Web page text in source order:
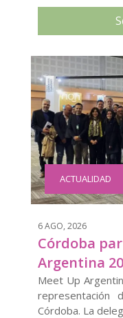
ACTUALIDAD
6 AGO, 2026
Córdoba
Argentina
Meet Up
representación
Córdoba. La